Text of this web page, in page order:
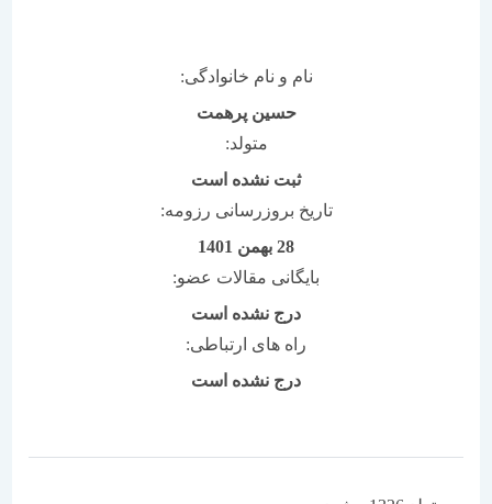
نام و نام خانوادگی:
حسین پرهمت
ثبت نشده است
تاریخ بروزرسانی رزومه:
بایگانی مقالات عضو:
درج نشده است
راه های ارتباطی:
درج نشده است